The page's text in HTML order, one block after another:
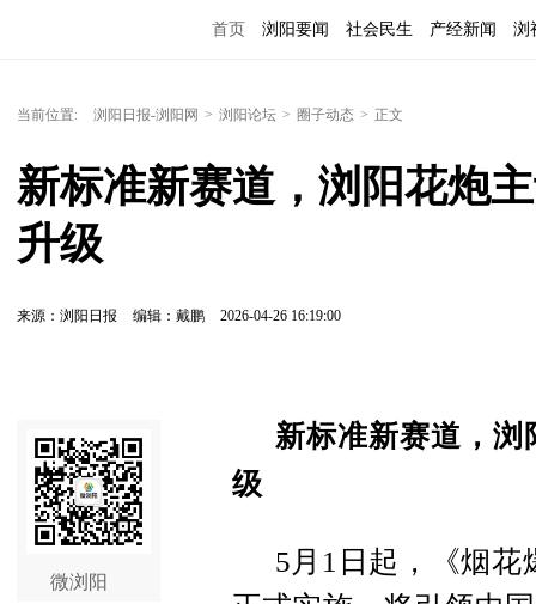
首页 浏阳要闻 社会民生 产经新闻 浏
当前位置: 浏阳日报-浏阳网 > 浏阳论坛 > 圈子动态 > 正文
新标准新赛道，浏阳花炮
升级
来源：浏阳日报 编辑：戴鹏 2026-04-26 16:19:00
微浏阳
新标准新赛道，
级
5月1日起，《烟花